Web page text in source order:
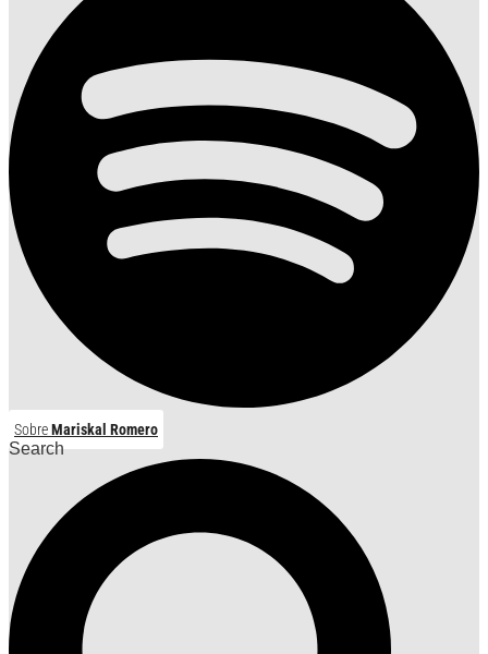
SobreMariskal Romero
Search